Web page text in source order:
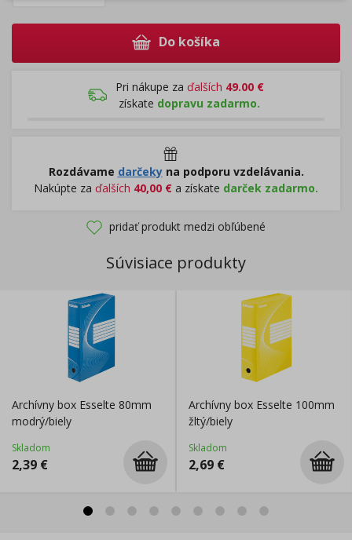
Do košíka
Pri nákupe za ďalších 49.00€
získate dopravu zadarmo.
Rozdávame darčeky na podporu vzdelávania.
Nakúpte za ďalších 40,00 € a získate darček zadarmo.
pridať produkt medzi obľúbené
Súvisiace produkty
Archívny box Esselte 80mm
modrý/biely
Skladom
2,39 €
Archívny box Esselte 100mm
žltý/biely
Skladom
2,69 €